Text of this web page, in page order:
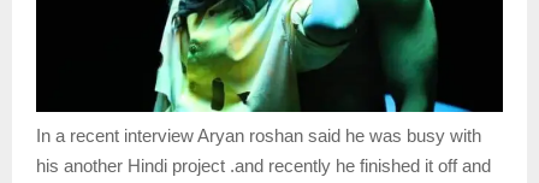
In a recent interview Aryan roshan said he was busy with
his another Hindi project .and recently he finished it off and